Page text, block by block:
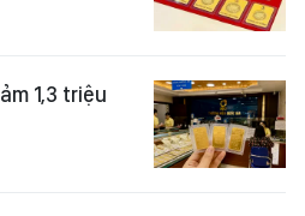
1,3 triệu